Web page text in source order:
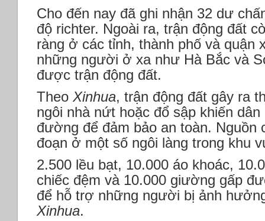
Cho đến nay đã ghi nhận 32 dư
độ richter. Ngoài ra, trận động đất
ràng ở các tỉnh, thành phố và quận
những người ở xa như Hà Bắc và
được trận động đất.
Theo Xinhua, trận động đất gây ra
ngôi nhà nứt hoặc đổ sập khiến
đường để đảm bảo an toàn. Nguồn
đoạn ở một số ngôi làng trong khu
2.500 lều bạt, 10.000 áo khoác,
chiếc đệm và 10.000 giường gấp
để hỗ trợ những người bị ảnh
Xinhua.